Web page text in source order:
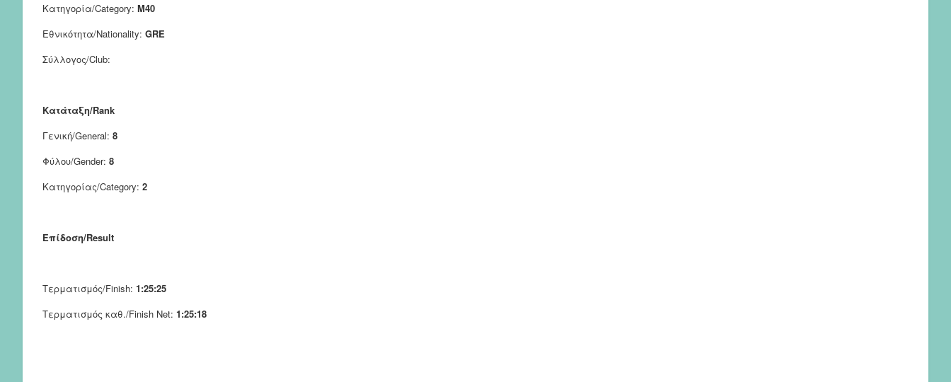
Κατηγορία/Category: M40
Εθνικότητα/Nationality: GRE
Σύλλογος/Club:
Κατάταξη/Rank
Γενική/General: 8
Φύλου/Gender: 8
Κατηγορίας/Category: 2
Επίδοση/Result
Τερματισμός/Finish: 1:25:25
Τερματισμός καθ./Finish Net: 1:25:18